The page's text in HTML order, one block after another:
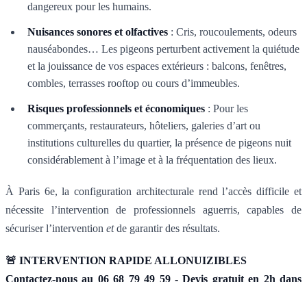
dangereux pour les humains.
Nuisances sonores et olfactives : Cris, roucoulements, odeurs
nauséabondes… Les pigeons perturbent activement la quiétude
et la jouissance de vos espaces extérieurs : balcons, fenêtres,
combles, terrasses rooftop ou cours d’immeubles.
Risques professionnels et économiques : Pour les
commerçants, restaurateurs, hôteliers, galeries d’art ou
institutions culturelles du quartier, la présence de pigeons nuit
considérablement à l’image et à la fréquentation des lieux.
À Paris 6e, la configuration architecturale rend l’accès difficile et
nécessite l’intervention de professionnels aguerris, capables de
sécuriser l’intervention etde garantir des résultats.
🚨 INTERVENTION RAPIDE ALLONUIZIBLES
Contactez-nous au 06 68 79 49 59 - Devis gratuit en 2h dans